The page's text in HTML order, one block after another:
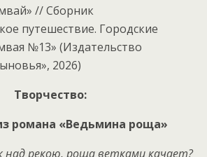
// Сборник
путешествие. Городские
№13» (Издательство
2026)
Творчество:
романа «Ведьмина роща»
над рекою, роща ветками качает?